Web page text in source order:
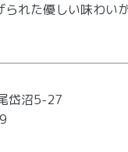
れた優しい味わい
岱沼5-27